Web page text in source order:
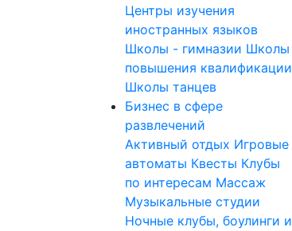
Центры изучения
иностранных языков
Школы - гимназии Школы
повышения квалификации
Школы танцев
Бизнес в сфере
развлечений
Активный отдых Игровые
автоматы Квесты Клубы
по интересам Массаж
Музыкальные студии
Ночные клубы, боулинги и